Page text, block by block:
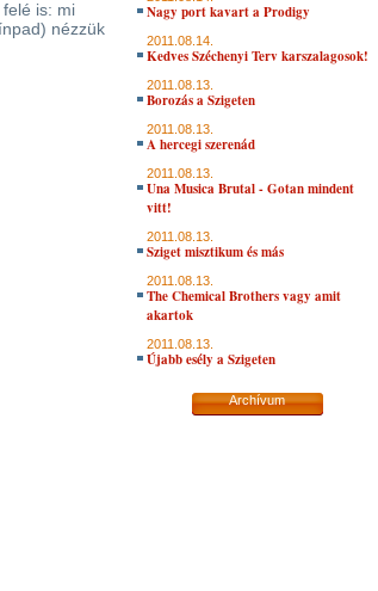
is: mi
nézzük
Nagy port kavart a Prodigy
2011.08.14.
Kedves Széchenyi Terv karszalagosok!
2011.08.13.
Borozás a Szigeten
2011.08.13.
A hercegi szerenád
2011.08.13.
Una Musica Brutal - Gotan mindent
vitt!
2011.08.13.
Sziget misztikum és más
2011.08.13.
The Chemical Brothers vagy amit
akartok
2011.08.13.
Újabb esély a Szigeten
Archívum